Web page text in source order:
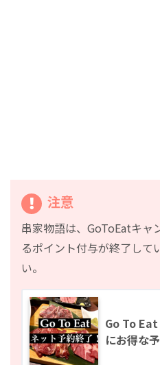
注意
串家物語は、GoToEatキャ
るポイント付与が終了して
い。
Go To
にお得な